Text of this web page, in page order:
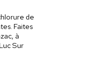
de
Faites
à
Sur